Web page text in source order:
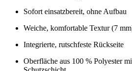
Sofort einsatzbereit, ohne Aufbau
Weiche, komfortable Textur (7
Integrierte, rutschfeste Rückseite
Oberfläche aus 100 % Polyester